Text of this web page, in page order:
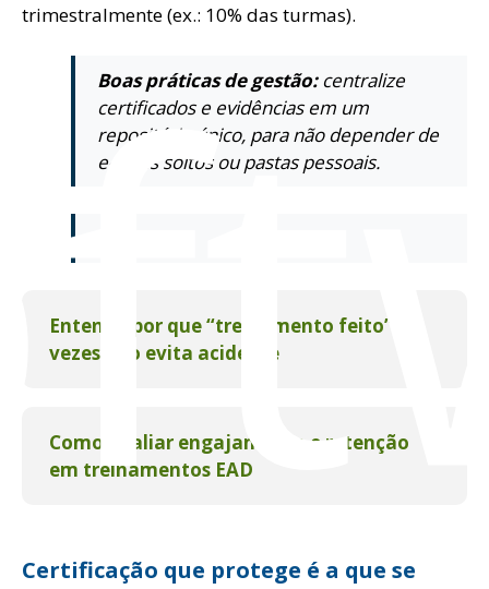
trimestralmente (ex.: 10% das turmas).
Boas práticas de gestão:centralize
certificados e evidências em um
repositório único, para não depender de
e-mails soltos ou pastas pessoais.
Entenda por que “treinamento feito” às
vezes não evita acidente
Como avaliar engajamento e retenção
em treinamentos EAD
Certificação que protege é a que se